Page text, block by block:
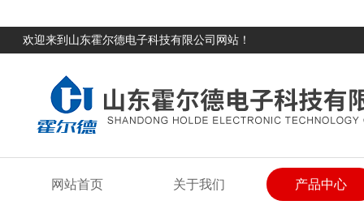
欢迎来到山东霍尔德电子科技有限公司网站！
网站首页 关于我们 产品中心